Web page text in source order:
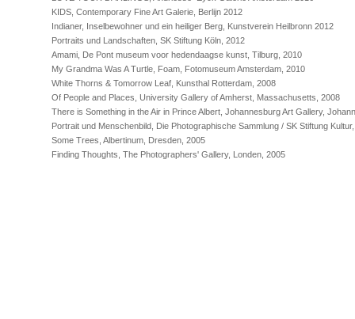
KIDS, Contemporary Fine Art Galerie, Berlijn 2012
Indianer, Inselbewohner und ein heiliger Berg, Kunstverein Heilbronn 2012
Portraits und Landschaften, SK Stiftung Köln, 2012
Amami, De Pont museum voor hedendaagse kunst, Tilburg, 2010
My Grandma Was A Turtle, Foam, Fotomuseum Amsterdam, 2010
White Thorns & Tomorrow Leaf, Kunsthal Rotterdam, 2008
Of People and Places, University Gallery of Amherst, Massachusetts, 2008
There is Something in the Air in Prince Albert, Johannesburg Art Gallery,
Portrait und Menschenbild, Die Photographische Sammlung / SK Stiftung
Some Trees, Albertinum, Dresden, 2005
Finding Thoughts, The Photographers' Gallery, Londen, 2005